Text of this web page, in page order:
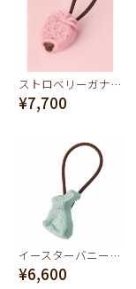
ストロベリーガナッシュ へアゴム(Pink)
¥7,700
イースターバニーショコラヘアゴム(ミント)
¥6,600